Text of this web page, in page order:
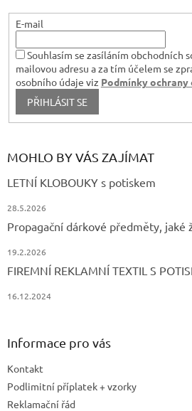
i
E-mail
Souhlasím se zasíláním obchodních
mailovou adresu a za tím účelem se
osobního údaje viz Podmínky ochrany
PŘIHLÁSIT SE
MOHLO BY VÁS ZAJÍMAT
LETNÍ KLOBOUKY s potiskem
28.5.2026
Propagační dárkové předměty, jaké
19.2.2026
FIREMNÍ REKLAMNÍ TEXTIL S
16.12.2024
Informace pro vás
Kontakt
Podlimitní příplatek + vzorky
Reklamační řád